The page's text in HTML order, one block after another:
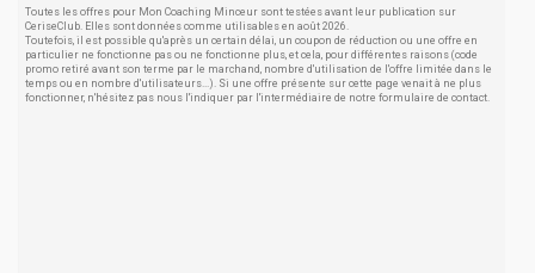
Toutes les offres pour Mon Coaching Minceur sont testées avant leur publication sur
CeriseClub. Elles sont données comme utilisables en août 2026.
Toutefois, il est possible qu'après un certain délai, un coupon de réduction ou une offre en
particulier ne fonctionne pas ou ne fonctionne plus, et cela, pour différentes raisons (code
promo retiré avant son terme par le marchand, nombre d'utilisation de l'offre limitée dans le
temps ou en nombre d'utilisateurs...). Si une offre présente sur cette page venait à ne plus
fonctionner, n'hésitez pas nous l'indiquer par l'intermédiaire de notre formulaire de contact.